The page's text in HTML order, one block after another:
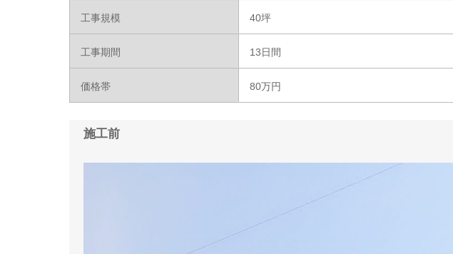
工事規模 40坪
工事期間 13日間
価格帯 80万円
施工前